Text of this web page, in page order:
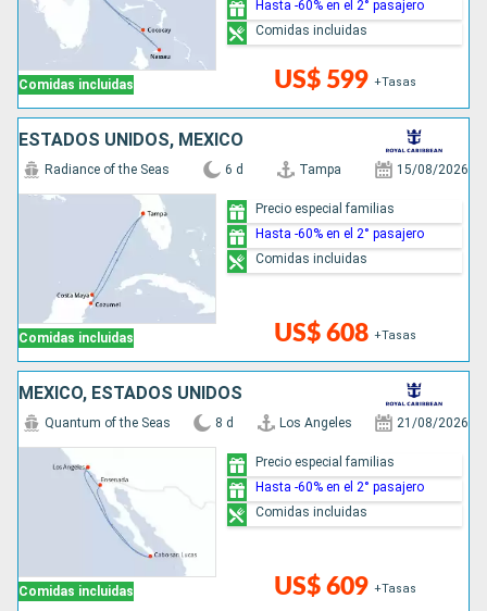
Comidas incluidas US$ 599 +Tasas
Hasta -60% en el 2° pasajero
Comidas incluidas
ESTADOS UNIDOS, MÉXICO
Comidas incluidas
Radiance of the Seas 6 d Tampa 15/08/2026
US$ 608 +Tasas
Precio especial familias
Hasta -60% en el 2° pasajero
Comidas incluidas
MÉXICO, ESTADOS UNIDOS
Comidas incluidas
Quantum of the Seas 8 d Los Angeles 21/08/2026
US$ 609 +Tasas
Precio especial familias
Hasta -60% en el 2° pasajero
Comidas incluidas